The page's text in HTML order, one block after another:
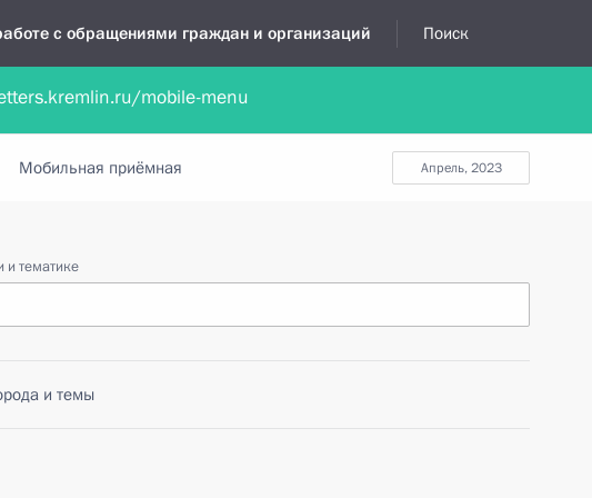
с обращениями граждан и организаций Поиск
документа Обратиться в устной форме
апрель, 2023
Мобильная приёмная
и тематике
и темы
mobile-menu